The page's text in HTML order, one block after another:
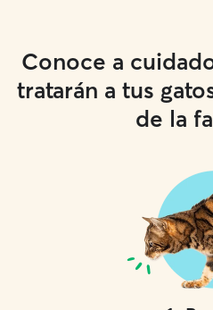
Conoce a
tratarán a tus
de la